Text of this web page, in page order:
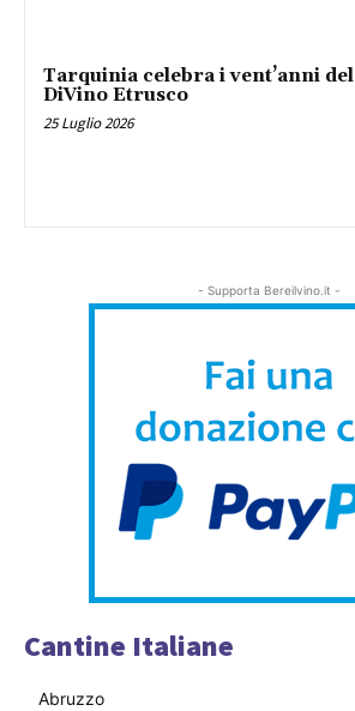
Tarquinia celebra i vent’anni del
DiVino Etrusco
25 Luglio 2026
- Supporta Bereilvino.it -
Cantine Italiane
Abruzzo